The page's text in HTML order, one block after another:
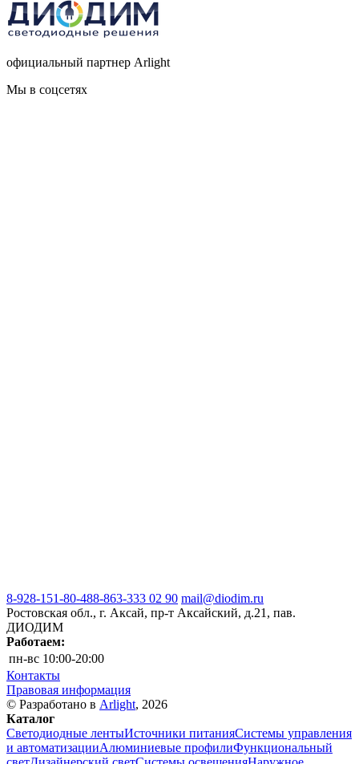
официальный партнер Arlight
Мы в соцсетях
8-928-151-80-488-863-333 02 90 mail@diodim.ru
Ростовская обл., г. Аксай, пр-т Аксайский, д.21, пав.
ДИОДИМ
Работаем:
пн-вс 10:00-20:00
Контакты
Правовая информация
© Разработано в Arlight, 2026
Каталог
Светодиодные лентыИсточники питанияСистемы управления
и автоматизацииАлюминиевые профилиФункциональный